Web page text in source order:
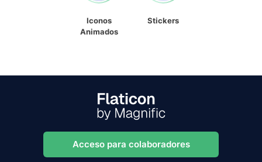
Iconos
Animados
Stickers
Acceso para colaboradores